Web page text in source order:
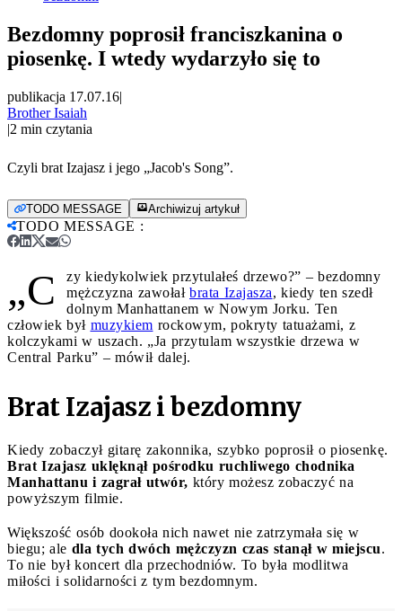
Bezdomny poprosił franciszkanina o
piosenkę. I wtedy wydarzyło się to
publikacja 17.07.16|
Brother Isaiah
|2 min czytania
Czyli brat Izajasz i jego „Jacob's Song”.
TODO MESSAGE Archiwizuj artykuł
TODO MESSAGE :
„C
zy kiedykolwiek przytulałeś drzewo?” – bezdomny
mężczyzna zawołał brata Izajasza, kiedy ten szedł
dolnym Manhattanem w Nowym Jorku. Ten
człowiek był muzykiem rockowym, pokryty tatuażami, z
kolczykami w uszach. „Ja przytulam wszystkie drzewa w
Central Parku” – mówił dalej.
Brat Izajasz i bezdomny
Kiedy zobaczył gitarę zakonnika, szybko poprosił o piosenkę.
Brat Izajasz uklęknął pośrodku ruchliwego chodnika
Manhattanu i zagrał utwór, który możesz zobaczyć na
powyższym filmie.
Większość osób dookoła nich nawet nie zatrzymała się w
biegu; ale dla tych dwóch mężczyzn czas stanął w miejscu.
To nie był koncert dla przechodniów. To była modlitwa
miłości i solidarności z tym bezdomnym.